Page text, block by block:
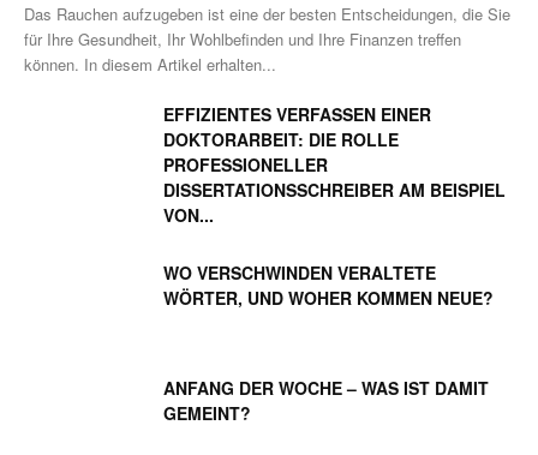
Das Rauchen aufzugeben ist eine der besten Entscheidungen, die Sie
für Ihre Gesundheit, Ihr Wohlbefinden und Ihre Finanzen treffen
können. In diesem Artikel erhalten...
EFFIZIENTES VERFASSEN EINER
DOKTORARBEIT: DIE ROLLE
PROFESSIONELLER
DISSERTATIONSSCHREIBER AM BEISPIEL
VON...
WO VERSCHWINDEN VERALTETE
WÖRTER, UND WOHER KOMMEN NEUE?
ANFANG DER WOCHE – WAS IST DAMIT
GEMEINT?